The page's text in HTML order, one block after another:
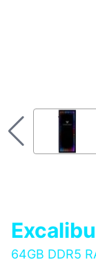
64GB DDR5